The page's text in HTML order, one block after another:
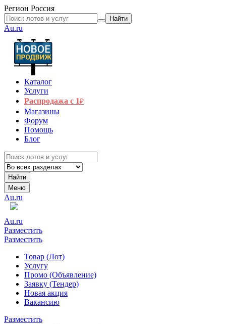
Регион Россия
Найти
Au.ru
Каталог
Услуги
Распродажа с 1₽
Магазины
Форум
Помощь
Блог
Найти
Меню
Au.ru
Au.ru
Разместить
Разместить
Товар (Лот)
Услугу
Промо (Объявление)
Заявку (Тендер)
Новая акция
Вакансию
Разместить